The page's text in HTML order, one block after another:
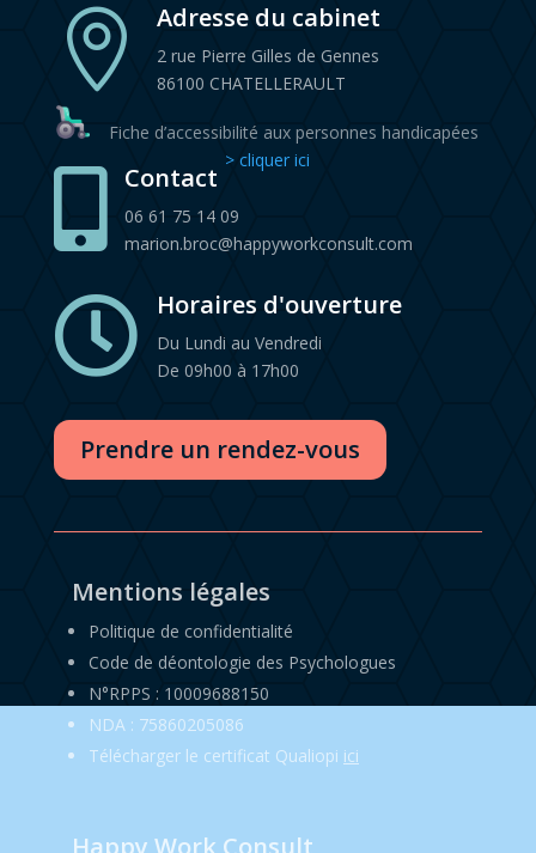
 Adresse du cabinet
2 rue Pierre Gilles de Gennes
86100 CHATELLERAULT
Fiche d’accessibilité aux personnes handicapées
> cliquer ici
 Contact
06 61 75 14 09
marion.broc@happyworkconsult.com
 Horaires d'ouverture
Du Lundi au Vendredi
De 09h00 à 17h00
Prendre un rendez-vous
Mentions légales
Politique de confidentialité
Code de déontologie des Psychologues
N°RPPS : 10009688150
NDA : 75860205086
Télécharger le certificat Qualiopi ici
Happy Work Consult